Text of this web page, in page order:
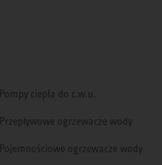
Pompy ciepła do c.w.u.
Przepływowe ogrzewacze wody
Pojemnościowe ogrzewacze wody